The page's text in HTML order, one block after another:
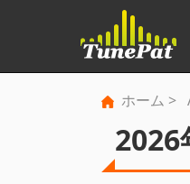
ホーム >